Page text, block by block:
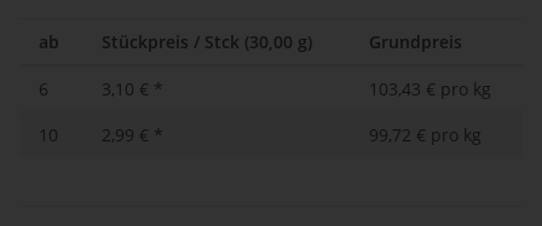
ab Stückpreis / Stck (30,00 g) Grundpreis
6 3,10 € *
103,43 € pro kg
10
2,99 € * 99,72 € pro kg